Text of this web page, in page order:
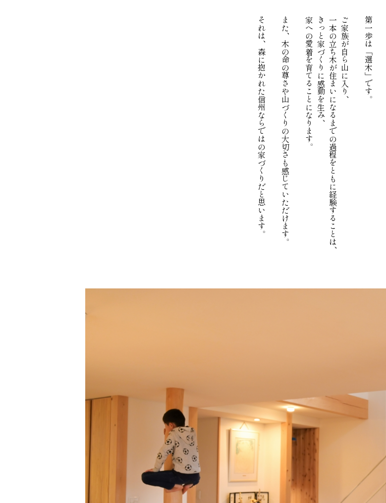
第一歩は「選木」です。
ご家族が自ら山に入り、
一本の立ち木が住まいになるまでの過程をともに経験することは、
きっと家づくりに感動を生み、
家への愛着を育てることになります。
また、木の命の尊さや山づくりの大切さも感じていただけます。
それは、森に抱かれた信州ならではの家づくりだと思います。